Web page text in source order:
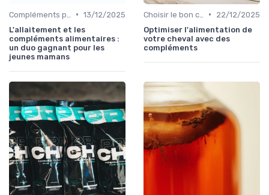
• 13/12/2025
L'allaitement et les
compléments alimentaires :
un duo gagnant pour les
jeunes mamans
•
22/12/2025
Optimiser l'alimentation de
votre cheval avec des
compléments